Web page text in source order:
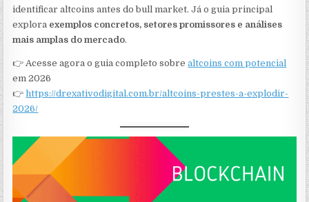
identificar altcoins antes do bull market. Já o guia principal
explora exemplos concretos, setores promissores e análises
mais amplas do mercado.
👉 Acesse agora o guia completo sobrealtcoins com potencial
em 2026
👉https://drexativodigital.com.br/altcoins-prestes-a-explodir-
2026/